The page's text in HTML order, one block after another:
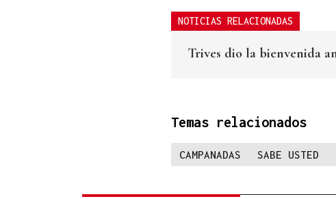
NOTICIAS RELACIONADAS
Trives dio la bienvenida
Temas relacionados
CAMPANADAS SABE USTED